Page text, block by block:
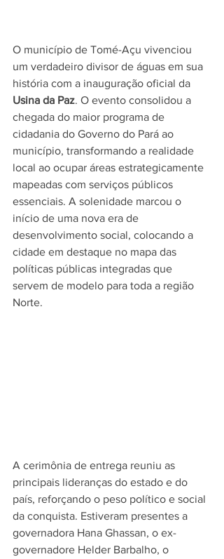
O município de Tomé-Açu vivenciou
um verdadeiro divisor de águas em sua
história com a inauguração oficial da
Usina da Paz. O evento consolidou a
chegada do maior programa de
cidadania do Governo do Pará ao
município, transformando a realidade
local ao ocupar áreas estrategicamente
mapeadas com serviços públicos
essenciais. A solenidade marcou o
início de uma nova era de
desenvolvimento social, colocando a
cidade em destaque no mapa das
políticas públicas integradas que
servem de modelo para toda a região
Norte.
A cerimônia de entrega reuniu as
principais lideranças do estado e do
país, reforçando o peso político e social
da conquista. Estiveram presentes a
governadora Hana Ghassan, o ex-
governadore Helder Barbalho, o